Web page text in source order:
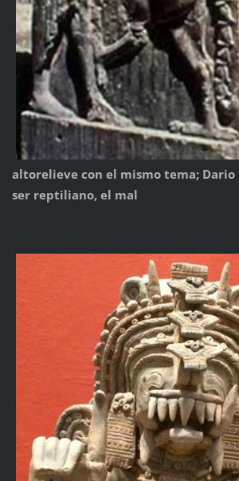
altorelieve con el mismo tema;
ser reptiliano, el mal